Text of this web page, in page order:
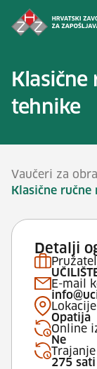
Klasične
tehnike
Vaučeri za
Klasične ručne
Detalji
E-mail
Opatija
Online
Ne
275 sati